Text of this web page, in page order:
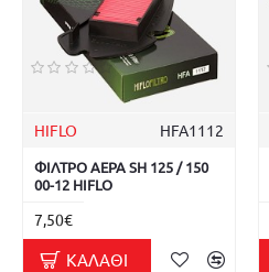
HIFLO HFA1112
ΦΙΛΤΡΟ ΑΕΡΑ SH 125 / 150
00-12 HIFLO
7,50€
ΚΑΛΆΘΙ